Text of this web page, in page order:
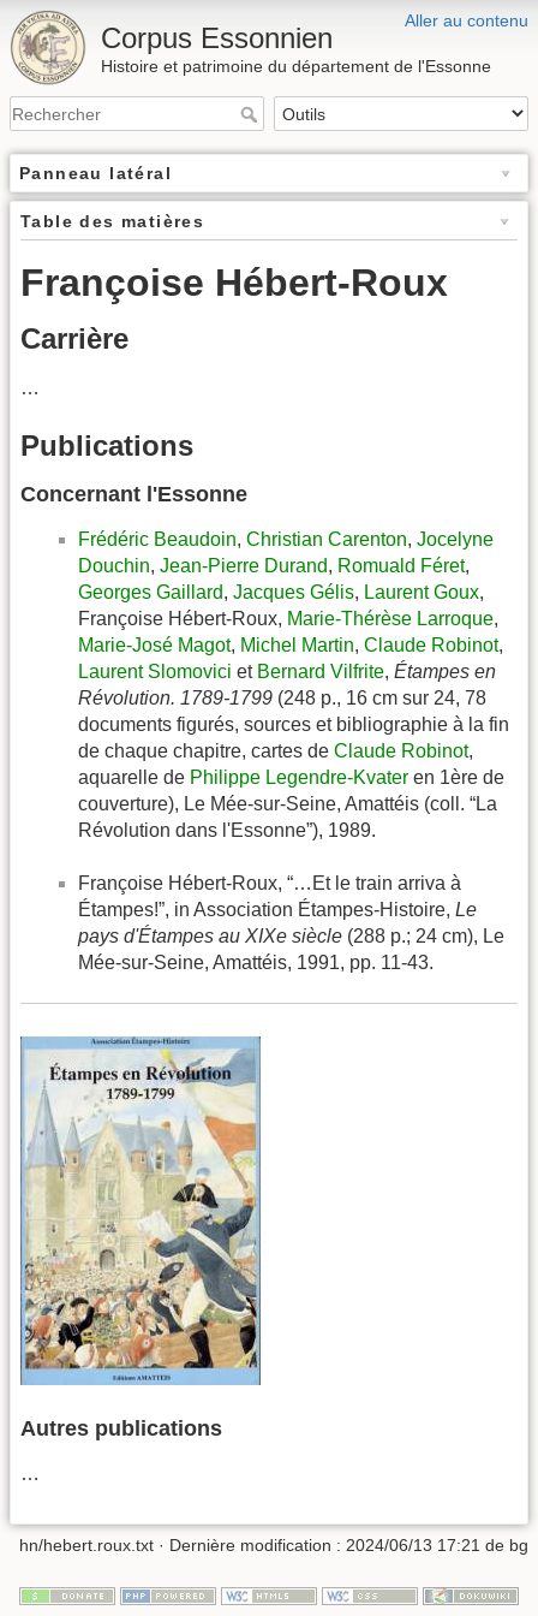
Aller au contenu
Corpus Essonnien
Histoire et patrimoine du département de l'Essonne
Panneau latéral
Table des matières
Françoise Hébert-Roux
Carrière
…
Publications
Concernant l'Essonne
Frédéric Beaudoin, Christian Carenton, Jocelyne
Douchin, Jean-Pierre Durand, Romuald Féret,
Georges Gaillard, Jacques Gélis, Laurent Goux,
Françoise Hébert-Roux, Marie-Thérèse Larroque,
Marie-José Magot, Michel Martin, Claude Robinot,
Laurent Slomovici et Bernard Vilfrite, Étampes en
Révolution. 1789-1799 (248 p., 16 cm sur 24, 78
documents figurés, sources et bibliographie à la fin
de chaque chapitre, cartes de Claude Robinot,
aquarelle de Philippe Legendre-Kvater en 1ère de
couverture), Le Mée-sur-Seine, Amattéis (coll. “La
Révolution dans l'Essonne”), 1989.
Françoise Hébert-Roux, “…Et le train arriva à
Étampes!”, in Association Étampes-Histoire, Le
pays d'Étampes au XIXe siècle (288 p.; 24 cm), Le
Mée-sur-Seine, Amattéis, 1991, pp. 11-43.
Autres publications
…
hn/hebert.roux.txt · Dernière modification : 2024/06/13 17:21 de bg